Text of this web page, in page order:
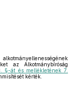
alkotmányellenességének
az Alkotmánybíróság
§-át és mellékletének 7.
kérték.